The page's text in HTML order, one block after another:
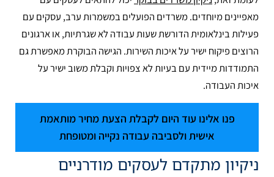
מאפיינים מיוחדים. משרדים הפועלים במשמרות ערב, עסקים עם
פעילות בינלאומית הדורשת שעות עבודה לא שגרתיות, או ארגונים
הרוצים פיקוח ישיר על איכות השירות. הגישה הבוקרת מאפשרת גם
התמודדות מיידית עם בעיות לא צפויות וקבלת משוב ישיר על
איכות העבודה.
פנו אלינו עוד היום לקבלת הצעת מחיר מותאמת
אישית ולסביבה עבודה נקייה ומטופחת
ניקיון מתקדם לעסקים מודרניים